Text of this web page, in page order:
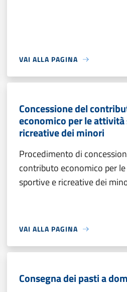
VAI ALLA PAGINA
Concessione del
economico per le
ricreative dei minori
Procedimento di
contributo economico per
sportive e ricreative dei
VAI ALLA PAGINA
Consegna dei pasti a